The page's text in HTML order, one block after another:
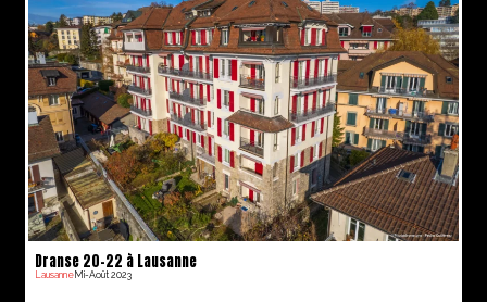
Dranse 20-22 à Lausanne
LausanneMi-Août 2023